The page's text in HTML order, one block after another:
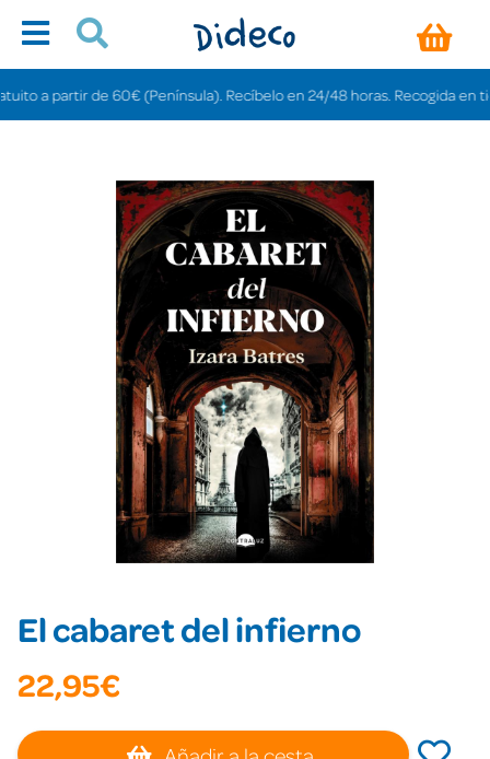
a partir de 60€ (Península). Recíbelo en 24/48 horas. Recogida en
El cabaret del infierno
22,95€